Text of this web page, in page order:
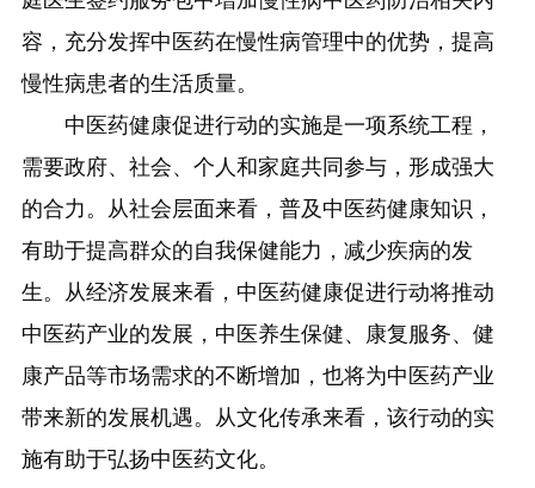
容，充分发挥中医药在慢性病管理中的优势，提高
慢性病患者的生活质量。
中医药健康促进行动的实施是一项系统工程，
需要政府、社会、个人和家庭共同参与，形成强大
的合力。从社会层面来看，普及中医药健康知识，
有助于提高群众的自我保健能力，减少疾病的发
生。从经济发展来看，中医药健康促进行动将推动
中医药产业的发展，中医养生保健、康复服务、健
康产品等市场需求的不断增加，也将为中医药产业
带来新的发展机遇。从文化传承来看，该行动的实
施有助于弘扬中医药文化。